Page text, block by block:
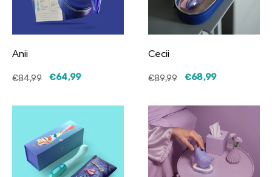
Anii
€84,99 €64,99
Cecii
€89,99 €68,99